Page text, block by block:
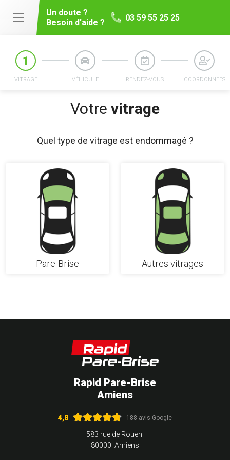
Un doute ?
Besoin d'aide ?
03 59 55 25 25
Votre vitrage
VITRAGE VÉHICULE RENDEZ-VOUS COORDONNÉES
Quel type de vitrage est endommagé ?
Pare-Brise Autres vitrages
Rapid Pare-Brise
Amiens
4,8 188 avis Google
583 rue de Rouen
80000 Amiens